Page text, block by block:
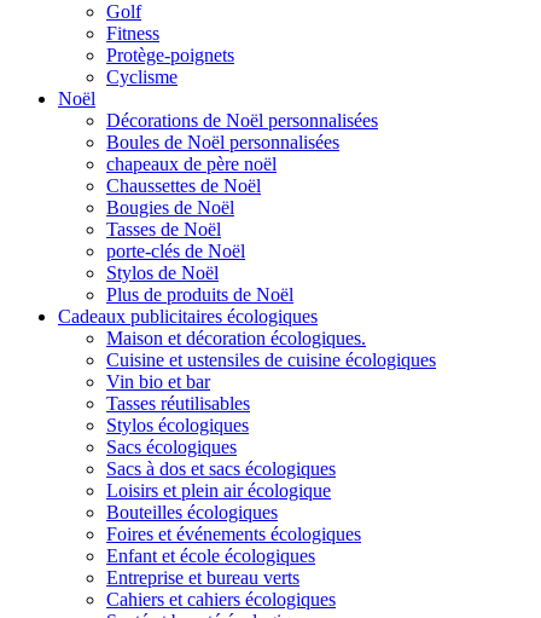
Golf
Fitness
Protège-poignets
Cyclisme
Noël
Décorations de Noël personnalisées
Boules de Noël personnalisées
chapeaux de père noël
Chaussettes de Noël
Bougies de Noël
Tasses de Noël
porte-clés de Noël
Stylos de Noël
Plus de produits de Noël
Cadeaux publicitaires écologiques
Maison et décoration écologiques.
Cuisine et ustensiles de cuisine écologiques
Vin bio et bar
Tasses réutilisables
Stylos écologiques
Sacs écologiques
Sacs à dos et sacs écologiques
Loisirs et plein air écologique
Bouteilles écologiques
Foires et événements écologiques
Enfant et école écologiques
Entreprise et bureau verts
Cahiers et cahiers écologiques